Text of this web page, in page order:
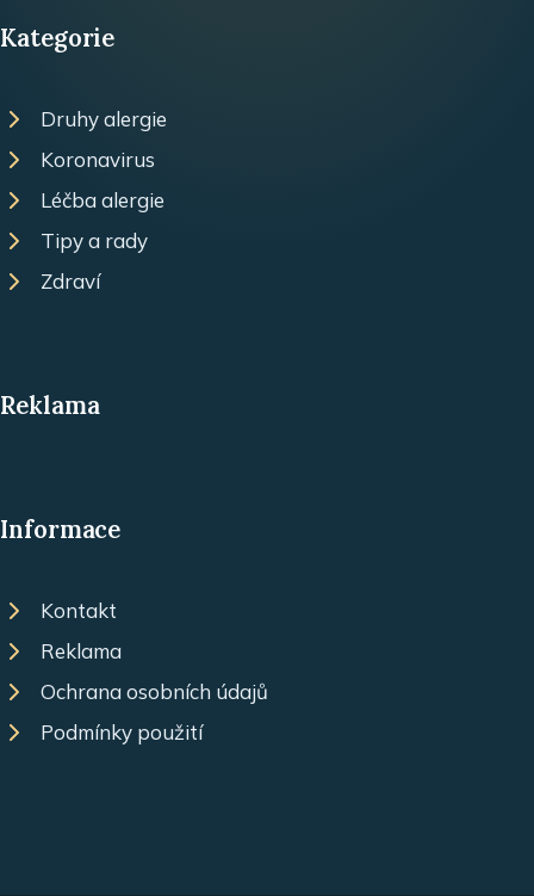
Kategorie
Druhy alergie
Koronavirus
Léčba alergie
Tipy a rady
Zdraví
Reklama
Informace
Kontakt
Reklama
Ochrana osobních údajů
Podmínky použití